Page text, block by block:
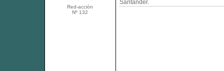
Red-acción
Nº 132
Santander.